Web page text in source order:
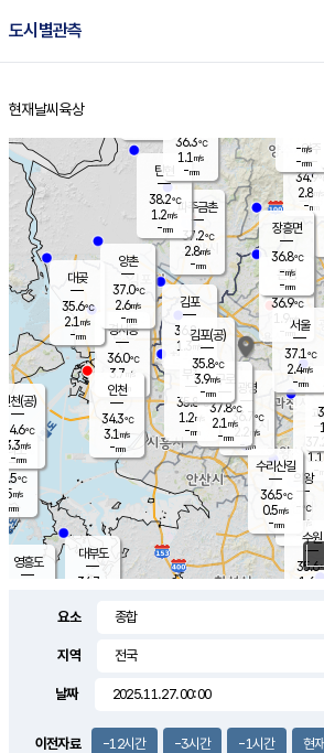
도시별관측
홈
현재날씨 육상
의도
℃
m/s
mm
영흥도
양주
34.9
2.8
-mm
1.1
-
3.7m/s
대부도
34.7
경서동
36.0℃
3.7 m/s
-mm
파주금촌
37.2℃
2.8m/s
-mm
대곶
35.6℃
2.1 m/s
-mm
탄현
38.2℃
1.2m/s
-mm
의왕
- ℃
m/s
mm
김포
36.8℃
1.3 m/s
mm
광명
36.7 ℃
2.2 m/s
-mm
부천
35.8℃
1.2m/s
-mm
양촌
37.0℃
2.6m/s
-mm
구로
37.8℃
2.1 m/s
-mm
은평
36.9℃
1.9 m/s
- mm
수리산길
36.5℃
0.5m/s
-mm
장흥면
36.8℃
-m/s
-mm
-m/s
-mm
인천(공)
34.6℃
3.3m/s
-mm
김포(공)
35.8℃
3.9m/s
-mm
수원
35.6
1.6 m/s
인천
34.3℃
3.1 m/s
-mm
서울
37.1℃
2.4m/s
-mm
36.3℃
1.1 m/s
-mm
요소
지역
날짜
이전자료 -12시간 -3시간 -1시간 현재